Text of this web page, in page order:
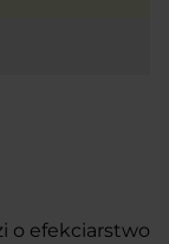
o efekciarstwo